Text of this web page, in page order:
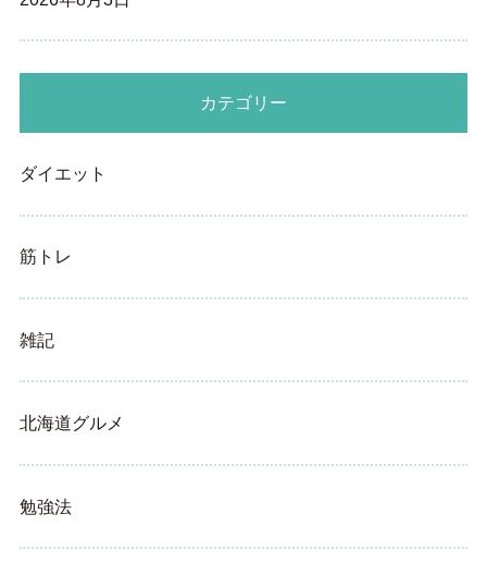
カテゴリー
ダイエット
筋トレ
雑記
北海道グルメ
勉強法